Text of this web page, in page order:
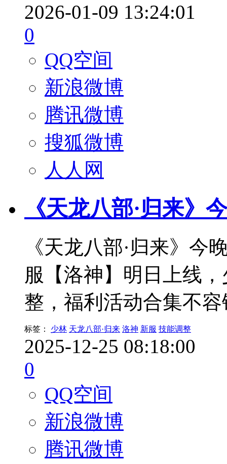
2026-01-09 13:24:01
0
QQ空间
新浪微博
腾讯微博
搜狐微博
人人网
《天龙八部·归来》
《天龙八部·归来》今
服【洛神】明日上线
整，福利活动合集不
标签： 少林 天龙八部·归来 洛神 新服 技能调整
2025-12-25 08:18:00
0
QQ空间
新浪微博
腾讯微博